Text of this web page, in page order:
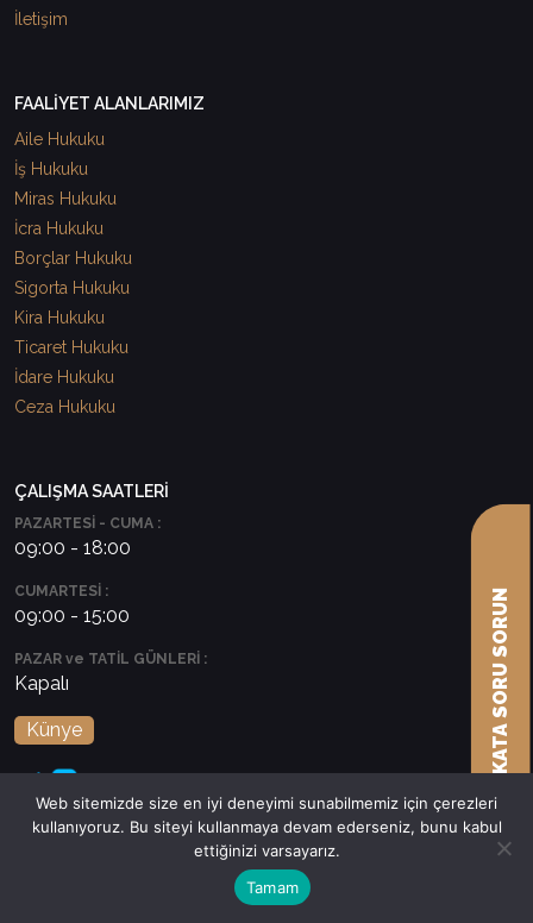
İletişim
FAALİYET ALANLARIMIZ
Aile Hukuku
İş Hukuku
Miras Hukuku
İcra Hukuku
Borçlar Hukuku
Sigorta Hukuku
Kira Hukuku
Ticaret Hukuku
İdare Hukuku
Ceza Hukuku
ÇALIŞMA SAATLERİ
PAZARTESİ - CUMA :
09:00 - 18:00
CUMARTESİ :
09:00 - 15:00
PAZAR ve TATİL GÜNLERİ :
Kapalı
Künye
Web sitemizde size en iyi deneyimi sunabilmemiz için çerezleri
kullanıyoruz. Bu siteyi kullanmaya devam ederseniz, bunu kabul
ettiğinizi varsayarız.
Tamam
AVUKATA SORU SORUN